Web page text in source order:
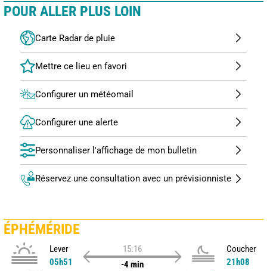
POUR ALLER PLUS LOIN
Carte Radar de pluie
Configurer un météomail
Configurer une alerte
Personnaliser l'affichage de mon bulletin
Réservez une consultation avec un prévisionniste
ÉPHÉMÉRIDE
Lever
05h51
15:16
-4 min
Coucher
21h08